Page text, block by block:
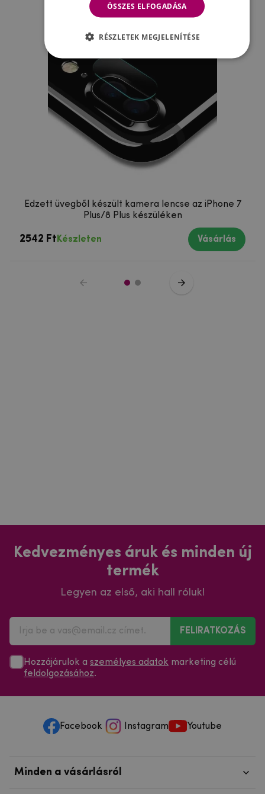
Edzett üvegből készült kamera lencse az iPhone 7
Plus/8 Plus készüléken
2542 Ft Készleten Vásárlás
Kedvezményes áruk és minden új
termék
Legyen az első, aki hall róluk!
FELIRATKOZÁS
Hozzájárulok a személyes adatok marketing célú
feldolgozásához.
Facebook Instagram Youtube
Minden a vásárlásról
ÖSSZES ELFOGADÁSA
RÉSZLETEK MEGJELENÍTÉSE